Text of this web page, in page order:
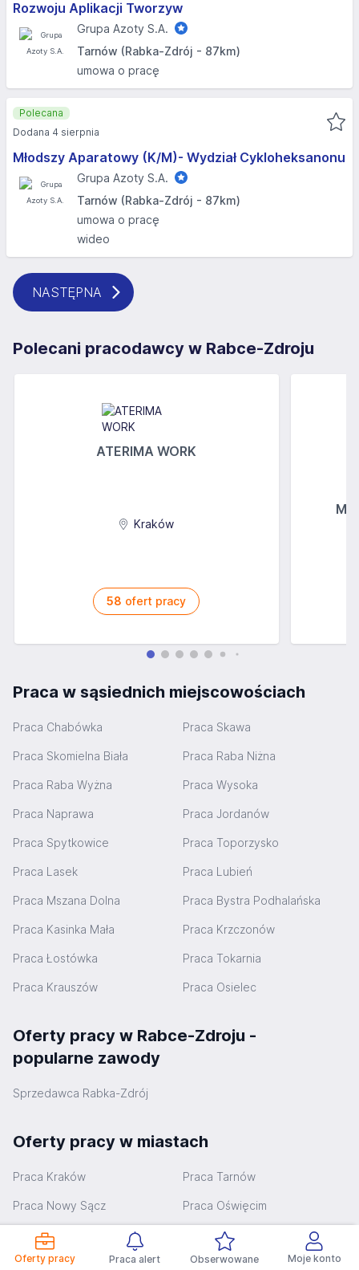
Oferty pracy Praca alert Obserwowane Moje konto
Rozwoju Aplikacji Tworzyw
Grupa Azoty S.A.
Tarnów (Rabka-Zdrój - 87km)
umowa o pracę
Młodszy Aparatowy (K/M)- Wydział Cykloheksanonu
Grupa Azoty S.A.
Tarnów (Rabka-Zdrój - 87km)
umowa o pracę
wideo
Polecana
Dodana 4 sierpnia
NASTĘPNA
Polecani pracodawcy w Rabce-Zdroju
ATERIMA WORK
Kraków
58 ofert pracy
Praca w sąsiednich miejscowościach
Praca Chabówka Praca Skawa
Praca Skomielna Biała Praca Raba Niżna
Praca Raba Wyżna Praca Wysoka
Praca Naprawa Praca Jordanów
Praca Spytkowice Praca Toporzysko
Praca Lasek Praca Lubień
Praca Mszana Dolna Praca Bystra Podhalańska
Praca Kasinka Mała Praca Krzczonów
Praca Łostówka Praca Tokarnia
Praca Krauszów Praca Osielec
Oferty pracy w Rabce-Zdroju -
popularne zawody
Sprzedawca Rabka-Zdrój
Oferty pracy w miastach
Praca Kraków Praca Tarnów
Praca Nowy Sącz Praca Oświęcim
Praca Chrzanów Praca Nowy Targ
Praca Olkusz Praca Bochnia